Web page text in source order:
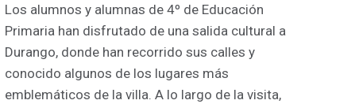
Los alumnos y alumnas de 4º de Educación
Primaria han disfrutado de una salida cultural a
Durango, donde han recorrido sus calles y
conocido algunos de los lugares más
emblemáticos de la villa. A lo largo de la visita,